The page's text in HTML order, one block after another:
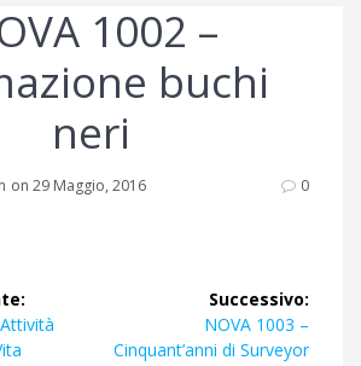
1002 –
buchi
neri
on 29 Maggio, 2016 0
Successivo:
Articolo
successivo:
NOVA 1003 –
Cinquant’anni di Surveyor